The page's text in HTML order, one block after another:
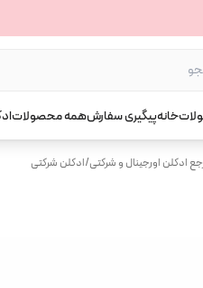
خانهپیگیری سفارشهمه محصولات
ادکلن اورجینال و شرکتی/ادکلن شرکتی